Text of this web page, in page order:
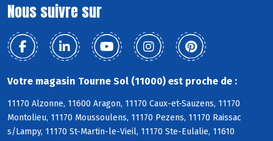
Nous suivre sur
Votre magasin Tourne Sol (11000) est proche de :
11170 Alzonne, 11600 Aragon, 11170 Caux-et-Sauzens, 11170
Montolieu, 11170 Moussoulens, 11170 Pezens, 11170 Raissac
s/Lampy, 11170 St-Martin-le-Vieil, 11170 Ste-Eulalie, 11610